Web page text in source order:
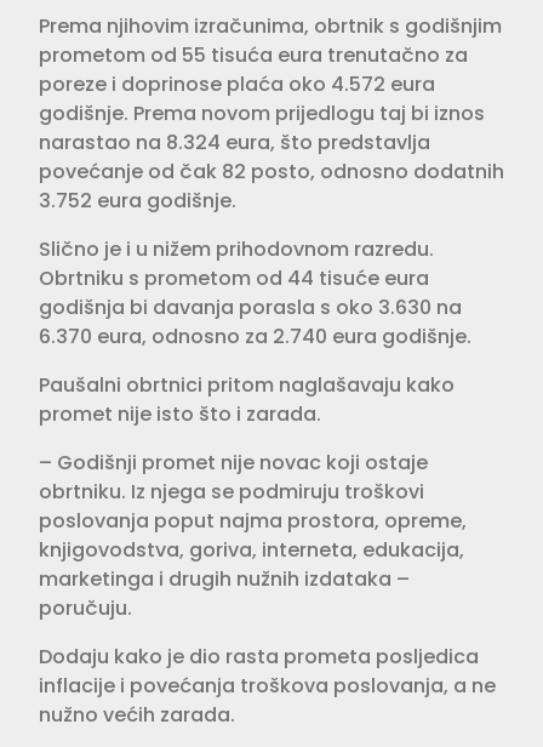
Prema njihovim izračunima, obrtnik s godišnjim
prometom od 55 tisuća eura trenutačno za
poreze i doprinose plaća oko 4.572 eura
godišnje. Prema novom prijedlogu taj bi iznos
narastao na 8.324 eura, što predstavlja
povećanje od čak 82 posto, odnosno dodatnih
3.752 eura godišnje.
Slično je i u nižem prihodovnom razredu.
Obrtniku s prometom od 44 tisuće eura
godišnja bi davanja porasla s oko 3.630 na
6.370 eura, odnosno za 2.740 eura godišnje.
Paušalni obrtnici pritom naglašavaju kako
promet nije isto što i zarada.
– Godišnji promet nije novac koji ostaje
obrtniku. Iz njega se podmiruju troškovi
poslovanja poput najma prostora, opreme,
knjigovodstva, goriva, interneta, edukacija,
marketinga i drugih nužnih izdataka –
poručuju.
Dodaju kako je dio rasta prometa posljedica
inflacije i povećanja troškova poslovanja, a ne
nužno većih zarada.